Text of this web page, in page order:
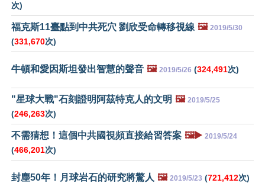
次)
福克斯11臺點到中共死穴 劉欣受命轉移視線 🖼️ 2019/5/30
(331,670次)
牛頓和愛因斯坦發出智慧的聲音 🖼️ 2019/5/26 (324,491次)
"星球大戰"石刻證明阿茲特克人的文明 🖼️ 2019/5/25
(246,263次)
不需猜想！這個中共國視頻直接給習答案 🖼️▶️ 2019/5/24
(466,201次)
封塵50年！月球岩石的研究將驚人 🖼️ 2019/5/23 (721,412次)